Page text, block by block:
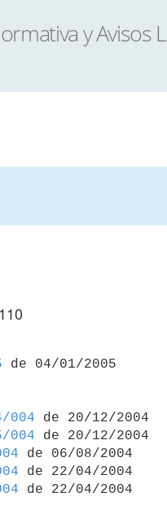
de 04/01/2005
004 de 20/12/2004
004 de 20/12/2004
de 06/08/2004
de 22/04/2004
de 22/04/2004